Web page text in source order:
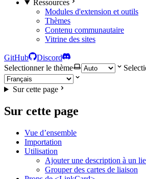
Ressources
Modules d'extension et outils
Thèmes
Contenu communautaire
Vitrine des sites
GitHub
Discord
Selectionner le thème
Sur cette page
Sur cette page
Vue d’ensemble
Importation
Utilisation
Ajouter une description à un
Grouper des cartes de liaison